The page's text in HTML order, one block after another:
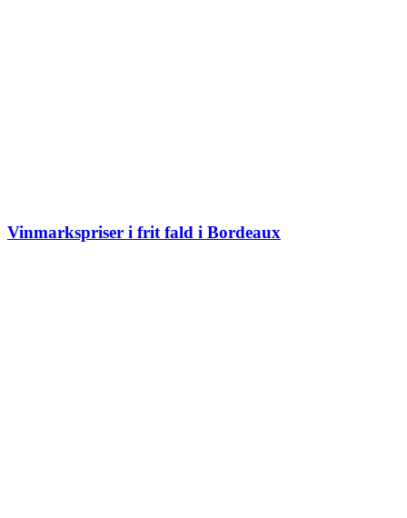
Vinmarkspriser i frit fald i Bordeaux